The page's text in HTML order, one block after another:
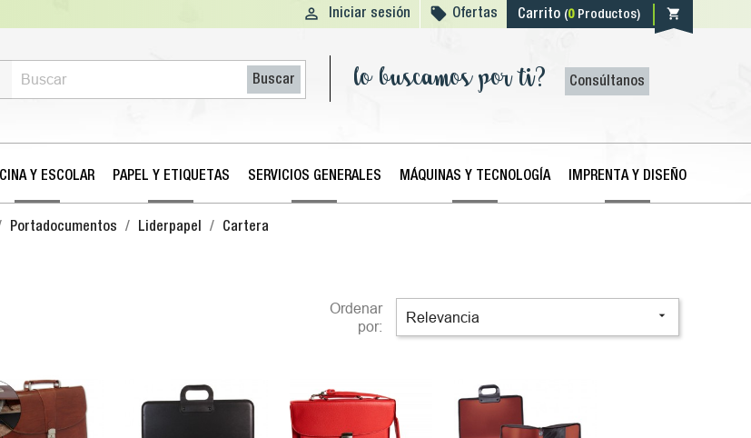
 Iniciar sesión  Ofertas Carrito (0Productos) shopping_cart
Buscar lo buscamos por ti? Consúltanos
Y ESCOLAR PAPEL Y ETIQUETAS SERVICIOS GENERALES MÁQUINAS Y TECNOLOGÍA IMPRENTA Y DISEÑO
Portadocumentos Liderpapel Cartera
Ordenar
por:
Relevancia 